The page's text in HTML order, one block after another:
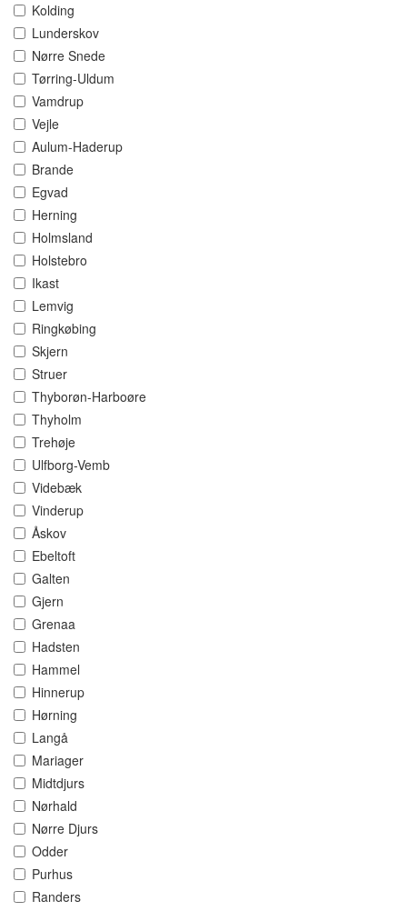
Kolding
Lunderskov
Nørre Snede
Tørring-Uldum
Vamdrup
Vejle
Aulum-Haderup
Brande
Egvad
Herning
Holmsland
Holstebro
Ikast
Lemvig
Ringkøbing
Skjern
Struer
Thyborøn-Harboøre
Thyholm
Trehøje
Ulfborg-Vemb
Videbæk
Vinderup
Åskov
Ebeltoft
Galten
Gjern
Grenaa
Hadsten
Hammel
Hinnerup
Hørning
Langå
Mariager
Midtdjurs
Nørhald
Nørre Djurs
Odder
Purhus
Randers